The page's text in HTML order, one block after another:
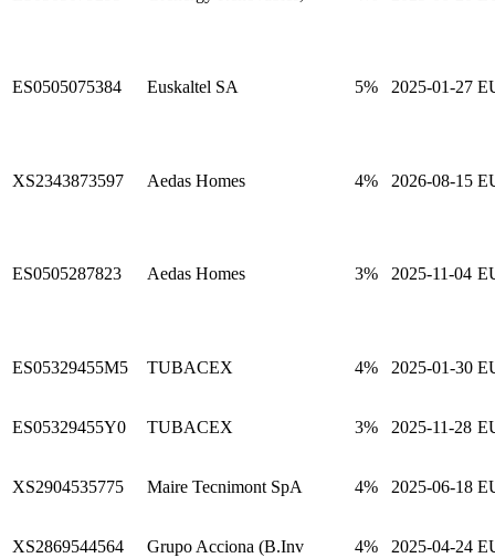
ES0505075384 Euskaltel SA 5% 2025-01-27
XS2343873597 Aedas Homes 4% 2026-08-15
ES0505287823 Aedas Homes 3% 2025-11-04
ES05329455M5 TUBACEX 4% 2025-01-30
ES05329455Y0 TUBACEX 3% 2025-11-28
XS2904535775 Maire Tecnimont SpA 4% 2025-06-18
XS2869544564 Grupo Acciona (B.Inv 4% 2025-04-24